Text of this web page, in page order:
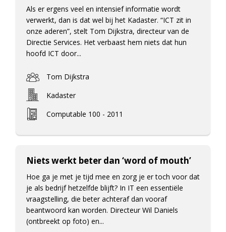
Als er ergens veel en intensief informatie wordt
verwerkt, dan is dat wel bij het Kadaster. “ICT zit in
onze aderen”, stelt Tom Dijkstra, directeur van de
Directie Services. Het verbaast hem niets dat hun
hoofd ICT door...
Tom Dijkstra
Kadaster
Computable 100 - 2011
Niets werkt beter dan ‘word of mouth’
Hoe ga je met je tijd mee en zorg je er toch voor dat
je als bedrijf hetzelfde blijft? In IT een essentiële
vraagstelling, die beter achteraf dan vooraf
beantwoord kan worden. Directeur Wil Daniels
(ontbreekt op foto) en...